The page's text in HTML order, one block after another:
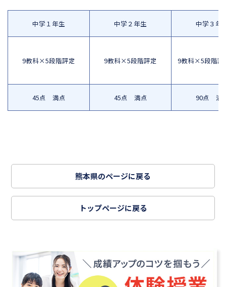
中学１年生
9教科×5段階評定
45点 満点
中学２年生
9教科×5段階評定
45点 満点
中学３年
9教科×5段階
90点 満
熊本県のページに戻る
トップページに戻る